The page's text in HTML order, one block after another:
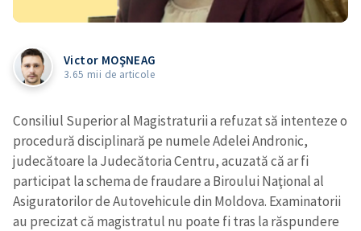
Victor MOŞNEAG
3.65 mii de articole
Consiliul Superior al Magistraturii a refuzat să intenteze o
procedură disciplinară pe numele Adelei Andronic,
judecătoare la Judecătoria Centru, acuzată că ar fi
participat la schema de fraudare a Biroului Naţional al
Asiguratorilor de Autovehicule din Moldova. Examinatorii
au precizat că magistratul nu poate fi tras la răspundere